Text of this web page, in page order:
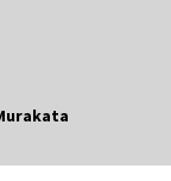
Pertama Lomba
Luncurkan
Berat GTO